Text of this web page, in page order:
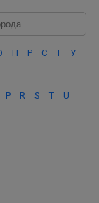
П Р С Т
У
P R S T
U